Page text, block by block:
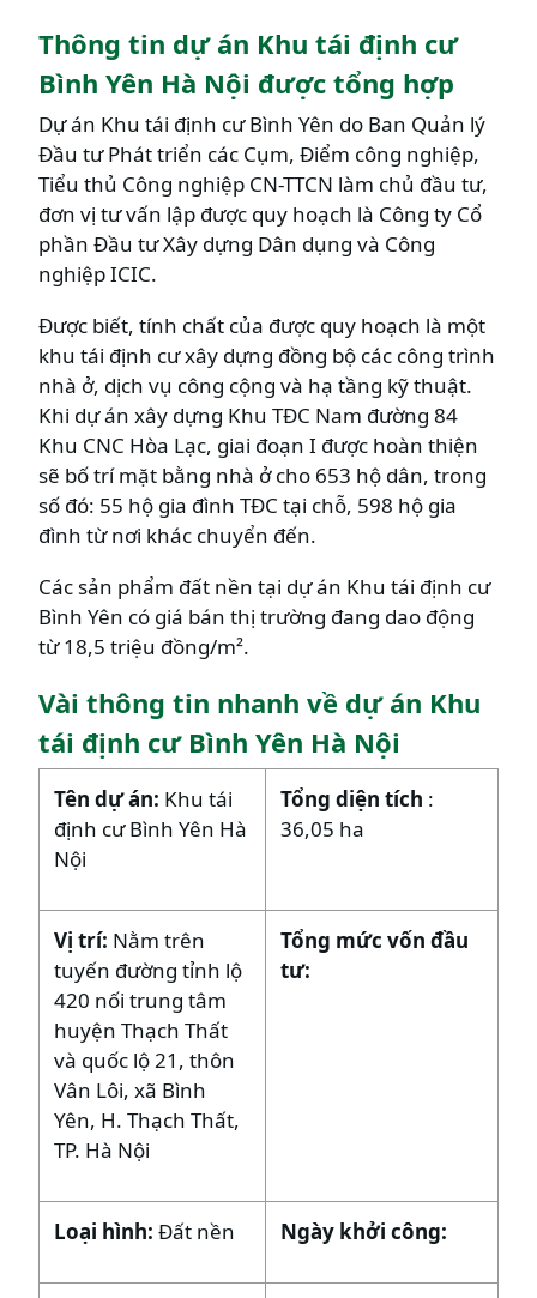
Thông tin dự án Khu tái định cư
Bình Yên Hà Nội được tổng hợp
Dự án Khu tái định cư Bình Yên do Ban Quản lý
Đầu tư Phát triển các Cụm, Điểm công nghiệp,
Tiểu thủ Công nghiệp CN-TTCN làm chủ đầu tư,
đơn vị tư vấn lập được quy hoạch là Công ty Cổ
phần Đầu tư Xây dựng Dân dụng và Công
nghiệp ICIC.
Được biết, tính chất của được quy hoạch là một
khu tái định cư xây dựng đồng bộ các công trình
nhà ở, dịch vụ công cộng và hạ tầng kỹ thuật.
Khi dự án xây dựng Khu TĐC Nam đường 84
Khu CNC Hòa Lạc, giai đoạn I được hoàn thiện
sẽ bố trí mặt bằng nhà ở cho 653 hộ dân, trong
số đó: 55 hộ gia đình TĐC tại chỗ, 598 hộ gia
đình từ nơi khác chuyển đến.
Các sản phẩm đất nền tại dự án Khu tái định cư
Bình Yên có giá bán thị trường đang dao động
từ 18,5 triệu đồng/m².
Vài thông tin nhanh về dự án Khu
tái định cư Bình Yên Hà Nội
Tên dự án: Khu tái
định cư Bình Yên Hà
Nội
Tổng diện tích :
36,05 ha
Vị trí: Nằm trên
tuyến đường tỉnh lộ
420 nối trung tâm
huyện Thạch Thất
và quốc lộ 21, thôn
Vân Lôi, xã Bình
Yên, H. Thạch Thất,
TP. Hà Nội
Tổng mức vốn đầu
tư:
Loại hình: Đất nền Ngày khởi công: